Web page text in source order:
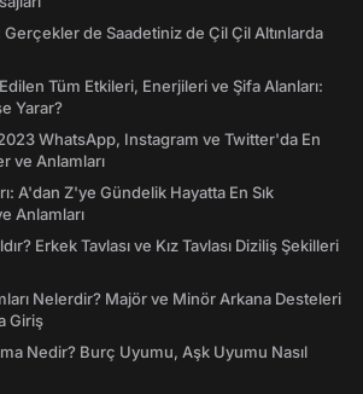
Gerçekler de Saadetiniz de Çil Çil Altınlarda
Tüm Etkileri, Enerjileri ve Şifa Alanları:
Yarar?
WhatsApp, Instagram ve Twitter'da En
ve Anlamları
A'dan Z'ye Gündelik Hayatta En Sık
Anlamları
Erkek Tavlası ve Kız Tavlası Diziliş Şekilleri
Nelerdir? Majör ve Minör Arkana Desteleri
Giriş
Nedir? Burç Uyumu, Aşk Uyumu Nasıl